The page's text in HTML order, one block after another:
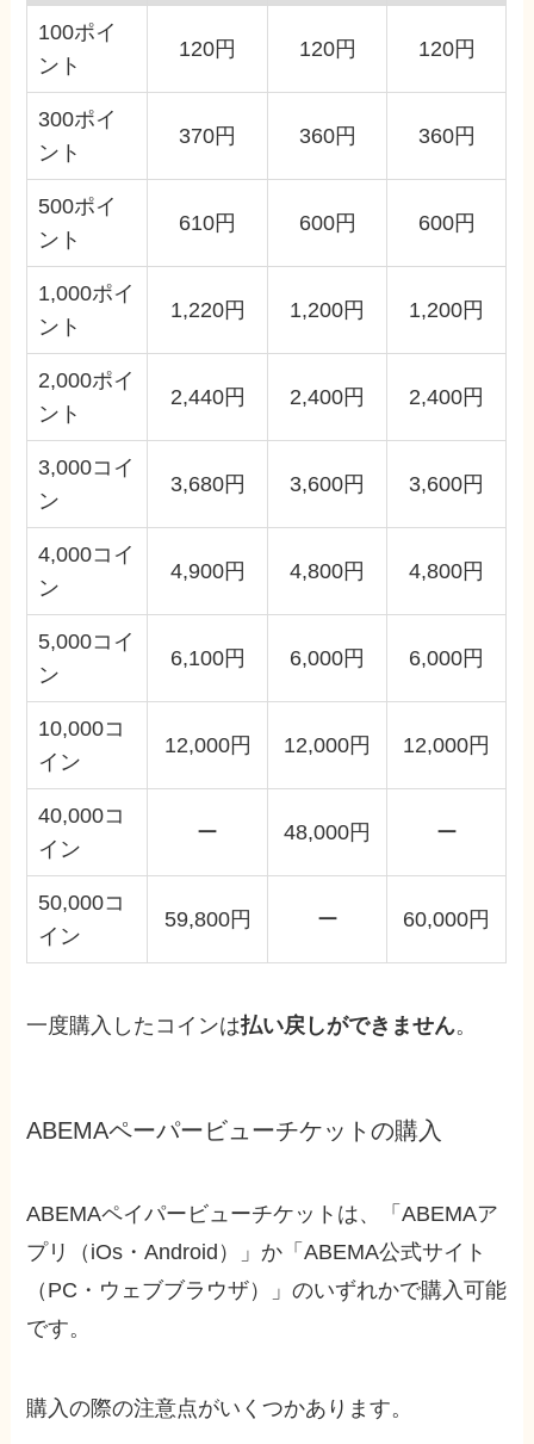
100ポイ
ント
120円 120円 120円
300ポイ
ント
370円 360円 360円
500ポイ
ント
610円 600円 600円
1,000ポイ
ント
1,220円 1,200円 1,200円
2,000ポイ
ント
2,440円 2,400円 2,400円
3,000コイ
ン
3,680円 3,600円 3,600円
4,000コイ
ン
4,900円 4,800円 4,800円
5,000コイ
ン
6,100円 6,000円 6,000円
10,000コ
イン
12,000円 12,000円 12,000円
40,000コ
イン
ー 48,000円 ー
50,000コ
イン
59,800円 ー 60,000円
一度購入したコインは払い戻しができません。
ABEMAペーパービューチケットの購入
ABEMAペイパービューチケットは、「ABEMAア
プリ（iOs・Android）」か「ABEMA公式サイト
（PC・ウェブブラウザ）」のいずれかで購入可能
です。
購入の際の注意点がいくつかあります。